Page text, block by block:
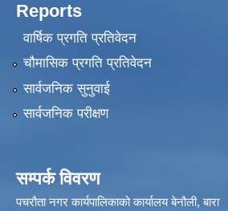
Reports
वार्षिक प्रगति प्रतिवेदन
चौमासिक प्रगति प्रतिवेदन
सार्वजनिक सुनुवाई
सार्वजनिक परीक्षण
सम्पर्क विवरण
पचरौता नगर कार्यपालिकाको कार्यालय बेनौली, बारा